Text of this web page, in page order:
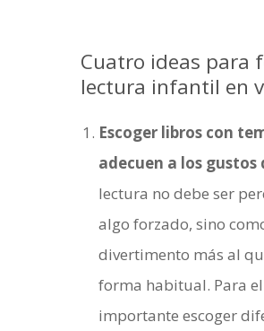
Cuatro ideas para
lectura infantil en
Escoger libros con
adecuen a los gustos
lectura no debe ser
algo forzado, sino
divertimento más al
forma habitual. Para
importante escoger